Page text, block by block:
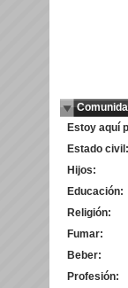
Estoy aquí
Estado civil:
Hijos:
Educación:
Religión:
Fumar:
Beber:
Profesión: